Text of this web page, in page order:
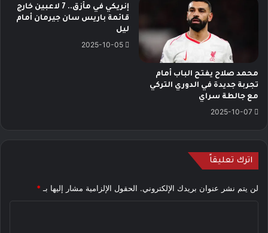
محمد صلاح يفتح الباب أمام
تجربة جديدة في الدوري التركي
مع جالطة سراي
2025-10-07
إنريكي في مأزق.. 7 لاعبين خارج
قائمة باريس سان جيرمان أمام
ليل
2025-10-05
اترك تعليقاً
لن يتم نشر عنوان بريدك الإلكتروني. الحقول الإلزامية مشار إليها بـ *